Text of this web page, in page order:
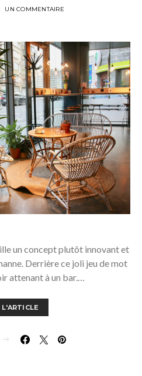
UN COMMENTAIRE
un concept plutôt innovant et
Derrière ce joli jeu de mot
attenant à un bar.…
L'ARTICLE